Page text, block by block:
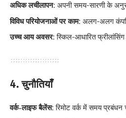
अधिक लचीलापन: अपनी समय-सारणी के
विविध परियोजनाओं पर काम: अलग-अलग
उच्च आय अवसर: स्किल-आधारित
4. चुनौतियाँ
वर्क-लाइफ बैलेंस: रिमोट वर्क में समय प्रबंधन